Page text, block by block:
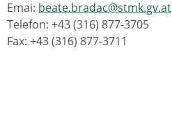
Emai: beate.bradac@stmk.gv.at
Telefon: +43 (316) 877-3705
Fax: +43 (316) 877-3711